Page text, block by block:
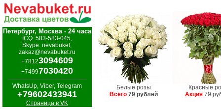
Петербург, Москва - 24 часа
ICQ: 583-583-045,
Skype: nevabuket,
zakaz@nevabuket.ru
+78123094609
+74997030420
WhatsUp, Viber, Telegram
+79602433941
Страница в VK
Белые розы
Всего 79 рублей
Красные
Акция 79